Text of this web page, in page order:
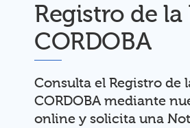
Registro de la
CORDOBA
Consulta el Registro de
CORDOBA mediante
online y solicita una